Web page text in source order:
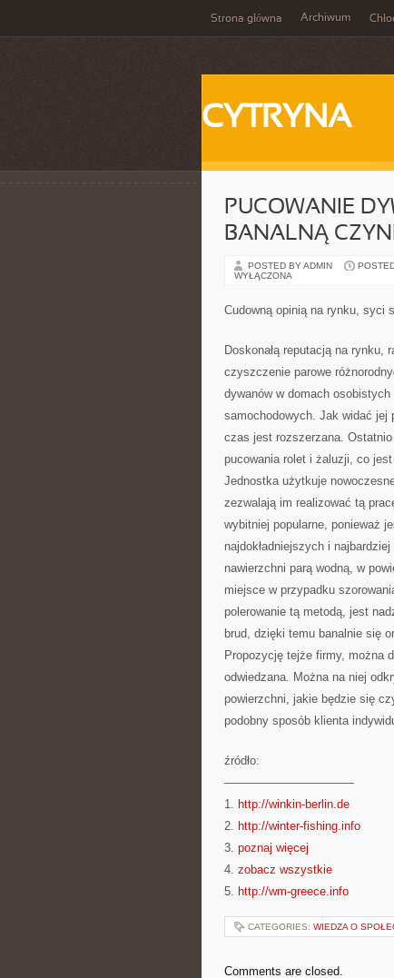
Strona główna Archiwum
CYTRYNA
PUCOWANIE
BANALNĄ
POSTED BY ADMIN
WYŁĄCZONA
Cudowną opinią na rynku, syci
Doskonałą reputacją na rynku,
czyszczenie parowe
dywanów w domach
samochodowych. Jak widać jej
czas jest rozszerzana.
pucowania rolet i żaluzji, co
Jednostka użytkuje
zezwalają im realizować tą
wybitniej popularne, ponieważ
najdokładniejszych i
nawierzchni parą wodną, w
miejsce w przypadku
polerowanie tą metodą, jest
brud, dzięki temu banalnie się
Propozycję tejże firmy, można
odwiedzana. Można na niej
powierzchni, jakie będzie się
podobny sposób klienta
źródło:
———————————
1. http://winkin-berlin.de
2. http://winter-fishing.info
3. poznaj więcej
4. zobacz wszystkie
5. http://wm-greece.info
CATEGORIES: WIEDZA O
Comments are closed.